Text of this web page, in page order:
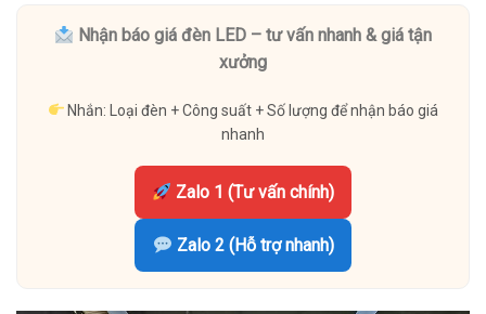
Nhận báo giá đèn LED – tư vấn nhanh & giá tận
xưởng
Nhắn: Loại đèn + Công suất + Số lượng để nhận báo giá
nhanh
Zalo 1 (Tư vấn chính)
Zalo 2 (Hỗ trợ nhanh)